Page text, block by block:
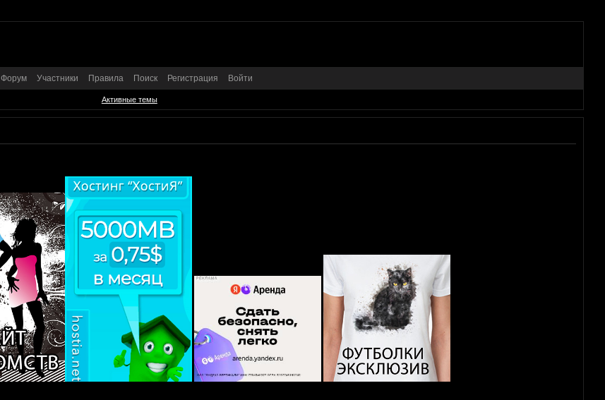
Форум Участники Правила Поиск Регистрация Войти
Активные темы